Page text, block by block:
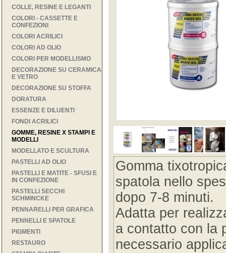
COLLE, RESINE E LEGANTI
COLORI - CASSETTE E
CONFEZIONI
COLORI ACRILICI
COLORI AD OLIO
COLORI PER MODELLISMO
DECORAZIONE SU CERAMICA
E VETRO
DECORAZIONE SU STOFFA
DORATURA
ESSENZE E DILUENTI
FONDI ACRILICI
GOMME, RESINE X STAMPI E
MODELLI
MODELLATO E SCULTURA
PASTELLI AD OLIO
PASTELLI E MATITE - SFUSI E
IN CONFEZIONE
PASTELLI SECCHI
SCHMINCKE
PENNARELLI PER GRAFICA
PENNELLI E SPATOLE
PIGMENTI
RESTAURO
Gomma
spatola nello
dopo 7-8 minuti.
Adatta per
a contatto con la
necessario